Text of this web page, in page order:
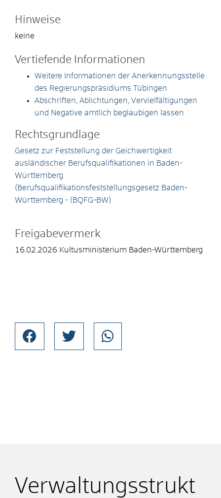
Hinweise
keine
Vertiefende Informationen
Weitere Informationen der Anerkennungsstelle
des Regierungspräsidiums Tübingen
Abschriften, Ablichtungen, Vervielfältigungen
und Negative amtlich beglaubigen lassen
Rechtsgrundlage
Gesetz zur Feststellung der Geichwertigkeit
ausländischer Berufsqualifikationen in Baden-
Württemberg
(Berufsqualifikationsfeststellungsgesetz Baden-
Württemberg - (BQFG-BW)
Freigabevermerk
16.02.2026 Kultusministerium Baden-Württemberg
Verwaltungsstrukt